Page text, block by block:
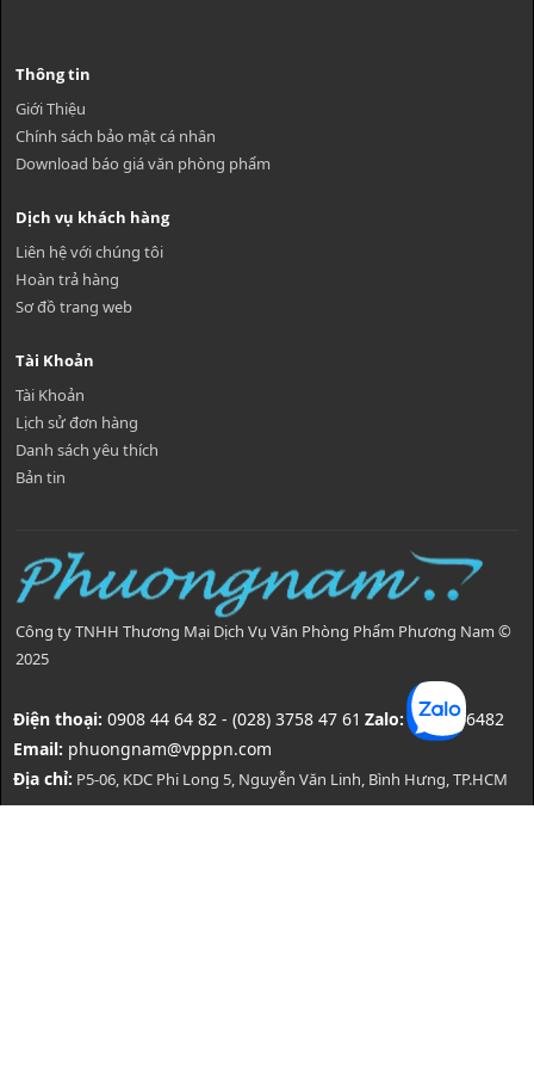
Thông tin
Giới Thiệu
Chính sách bảo mật cá nhân
Download báo giá văn phòng phẩm
Dịch vụ khách hàng
Liên hệ với chúng tôi
Hoàn trả hàng
Sơ đồ trang web
Tài Khoản
Tài Khoản
Lịch sử đơn hàng
Danh sách yêu thích
Bản tin
Công ty TNHH Thương Mại Dịch Vụ Văn Phòng Phẩm Phương Nam ©
2025
Điện thoại: 0908 44 64 82 - (028) 3758 47 61 Zalo:0908446482
Email: phuongnam@vpppn.com
Địa chỉ: P5-06, KDC Phi Long 5, Nguyễn Văn Linh, Bình Hưng, TP.HCM